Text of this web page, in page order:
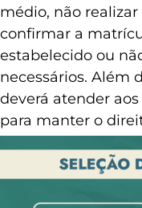
médio, não
confirmar a
estabelecido ou
necessários. Além
deverá atender
para manter o